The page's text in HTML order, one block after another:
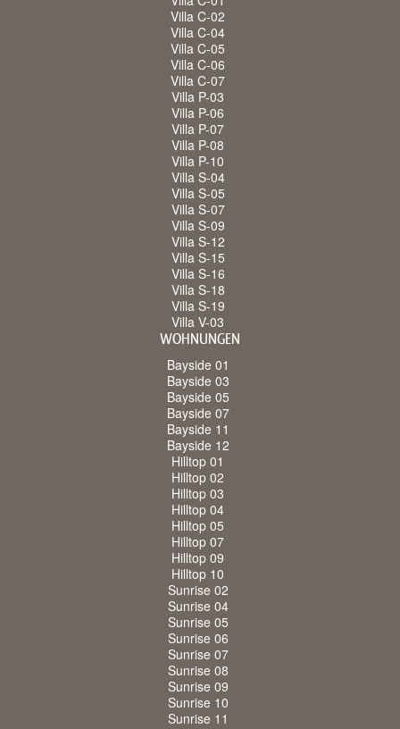
Villa C-02
Villa C-04
Villa C-05
Villa C-06
Villa C-07
Villa P-03
Villa P-06
Villa P-07
Villa P-08
Villa P-10
Villa S-04
Villa S-05
Villa S-07
Villa S-09
Villa S-12
Villa S-15
Villa S-16
Villa S-18
Villa S-19
Villa V-03
WOHNUNGEN
Bayside 01
Bayside 03
Bayside 05
Bayside 07
Bayside 11
Bayside 12
Hilltop 01
Hilltop 02
Hilltop 03
Hilltop 04
Hilltop 05
Hilltop 07
Hilltop 09
Hilltop 10
Sunrise 02
Sunrise 04
Sunrise 05
Sunrise 06
Sunrise 07
Sunrise 08
Sunrise 09
Sunrise 10
Sunrise 11